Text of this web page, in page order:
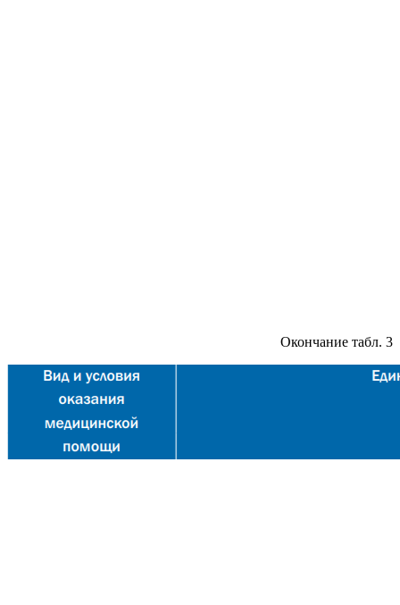
Окончание табл. 3